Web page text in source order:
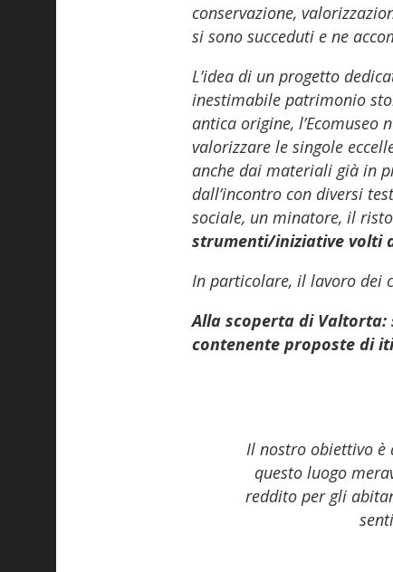
conservazione,
si sono succeduti e ne
L’idea di un progetto
inestimabile patrimonio
antica origine,
valorizzare le singole
anche dai materiali già in
dall’incontro con diversi
sociale, un minatore, il
strumenti/iniziative volti
In particolare, il lavoro dei
Alla scoperta di Valtorta:
contenente proposte di
Il nostro obiettivo è
questo luogo
reddito per gli